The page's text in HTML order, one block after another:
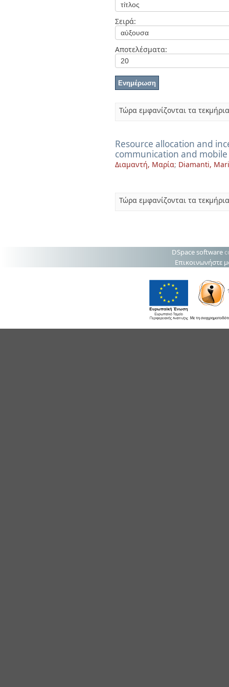
Σειρά:
Αποτελέσματα:
Τώρα εμφανίζονται τα
Resource allocation and
communication and
Διαμαντή, Μαρία; Diamanti,
Τώρα εμφανίζονται τα
DSpace software
Επικοινωνήστε